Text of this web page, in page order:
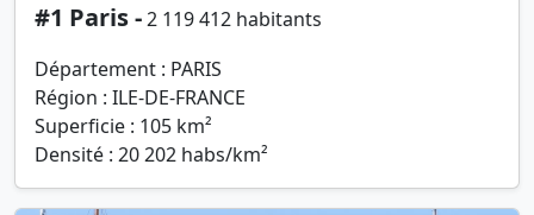
#1 Paris -2 119 412 habitants
Département : PARIS
Région : ILE-DE-FRANCE
Superficie : 105 km²
Densité : 20 202 habs/km²